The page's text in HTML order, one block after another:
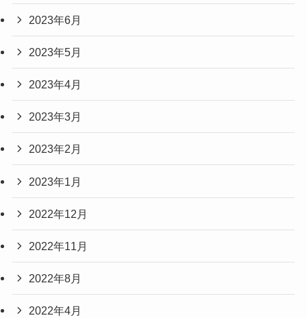
2023年6月
2023年5月
2023年4月
2023年3月
2023年2月
2023年1月
2022年12月
2022年11月
2022年8月
2022年4月